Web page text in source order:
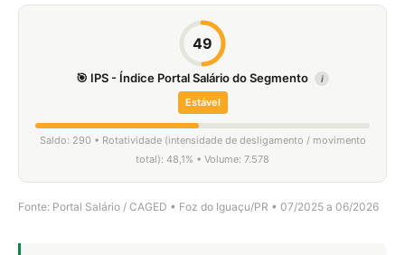
49
🎯 IPS - Índice Portal Salário do Segmento i
Estável
Saldo: 290 • Rotatividade (intensidade de desligamento / movimento
total): 48,1% • Volume: 7.578
Fonte: Portal Salário / CAGED • Foz do Iguaçu/PR • 07/2025 a 06/2026